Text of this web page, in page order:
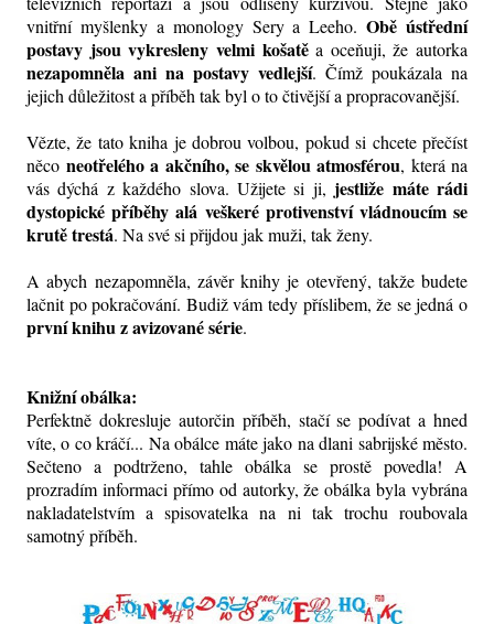
vnitřní myšlenky a monology Sery a Leeho.Obě ústřední
postavy jsou vykresleny velmi košatěa oceňuji, že autorka
nezapomněla ani na postavy vedlejší. Čímž poukázala na
jejich důležitost a příběh tak byl o to čtivější a propracovanější.
Vězte, že tato kniha je dobrou volbou, pokud si chcete přečíst
něco neotřelého a akčního, se skvělou atmosférou, která na
vás dýchá z každého slova. Užijete si ji, jestliže máte rádi
dystopické příběhy alá veškeré protivenství vládnoucím se
krutě trestá. Na své si přijdou jak muži, tak ženy.
A abych nezapomněla, závěr knihy je otevřený, takže budete
lačnit po pokračování. Budiž vám tedy příslibem, že se jedná o
první knihu z avizované série.
Knižní obálka:
Perfektně dokresluje autorčin příběh, stačí se podívat a hned
víte, o co kráčí... Na obálce máte jako na dlani sabrijské město.
Sečteno a podtrženo, tahle obálka se prostě povedla! A
prozradím informaci přímo od autorky, že obálka byla vybrána
nakladatelstvím a spisovatelka na ni tak trochu roubovala
samotný příběh.